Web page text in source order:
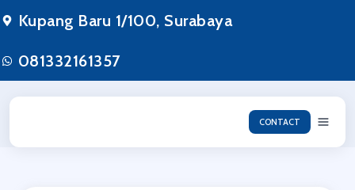
ke
konten
Kupang Baru 1/100, Surabaya
081332161357
CONTACT